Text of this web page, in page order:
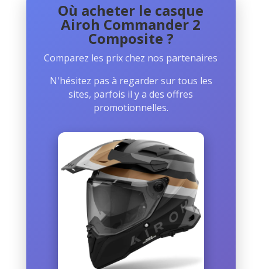
Où acheter le casque
Airoh Commander 2
Composite ?
Comparez les prix chez nos partenaires
N'hésitez pas à regarder sur tous les
sites, parfois il y a des offres
promotionnelles.